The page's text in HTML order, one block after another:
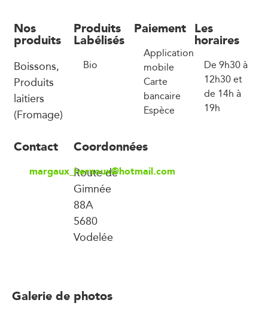
Nos
produits
Boissons,
Produits
laitiers
(Fromage)
Produits
Labélisés
Bio
Paiement
Application
mobile
Carte
bancaire
Espèce
Les
horaires
De 9h30 à
12h30 et
de 14h à
19h
Contact
margaux_hernoux@hotmail.com
Coordonnées
Route de
Gimnée
88A
5680
Vodelée
Galerie de photos